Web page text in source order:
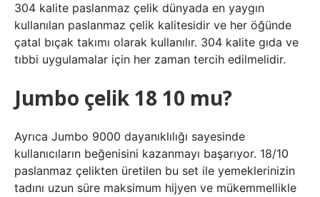
304 kalite paslanmaz çelik dünyada en yaygın
kullanılan paslanmaz çelik kalitesidir ve her öğünde
çatal bıçak takımı olarak kullanılır. 304 kalite gıda ve
tıbbi uygulamalar için her zaman tercih edilmelidir.
Jumbo çelik 18 10 mu?
Ayrıca Jumbo 9000 dayanıklılığı sayesinde
kullanıcıların beğenisini kazanmayı başarıyor. 18/10
paslanmaz çelikten üretilen bu set ile yemeklerinizin
tadını uzun süre maksimum hijyen ve mükemmellikle